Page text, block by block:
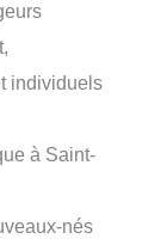
individuels
à Saint-
nés